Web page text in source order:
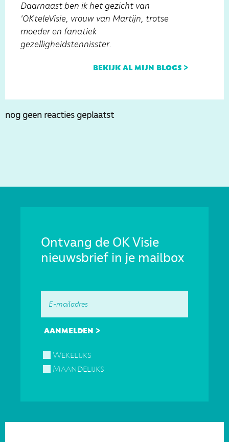
Daarnaast ben ik het gezicht van
'OKteleVisie, vrouw van Martijn, trotse
moeder en fanatiek
gezelligheidstennisster.
bekijk al mijn blogs >
nog geen reacties geplaatst
Ontvang de OK Visie
nieuwsbrief in je mailbox
Wekelijks
Maandelijks